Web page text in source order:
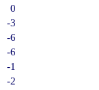
0
-3
-6
-6
-1
-2